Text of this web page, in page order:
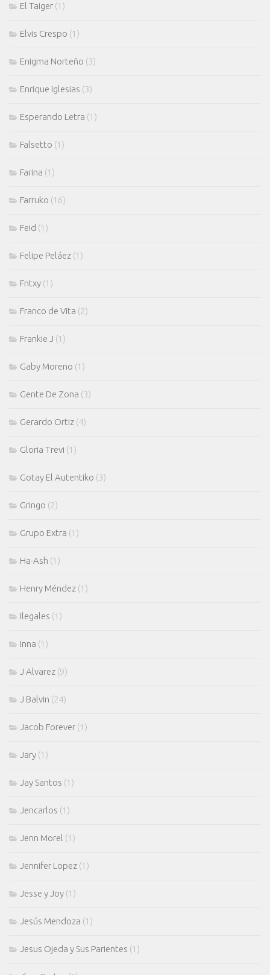
El Taiger (1)
Elvis Crespo (1)
Enigma Norteño (3)
Enrique Iglesias (3)
Esperando Letra (1)
Falsetto (1)
Farina (1)
Farruko (16)
Feid (1)
Felipe Peláez (1)
Fntxy (1)
Franco de Vita (2)
Frankie J (1)
Gaby Moreno (1)
Gente De Zona (3)
Gerardo Ortiz (4)
Gloria Trevi (1)
Gotay El Autentiko (3)
Gringo (2)
Grupo Extra (1)
Ha-Ash (1)
Henry Méndez (1)
Ilegales (1)
Inna (1)
J Alvarez (9)
J Balvin (24)
Jacob Forever (1)
Jary (1)
Jay Santos (1)
Jencarlos (1)
Jenn Morel (1)
Jennifer Lopez (1)
Jesse y Joy (1)
Jesús Mendoza (1)
Jesus Ojeda y Sus Parientes (1)